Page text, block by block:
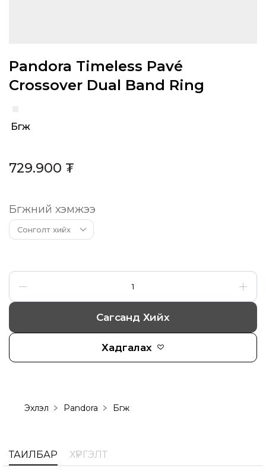
Pandora Timeless Pavé
Crossover Dual Band Ring
Бөгж
729.900 ₮
Бөгжний хэмжээ
Сагсанд Хийх
Хадгалах
Эхлэл Pandora Бөгж
ТАЙЛБАР ХҮРГЭЛТ